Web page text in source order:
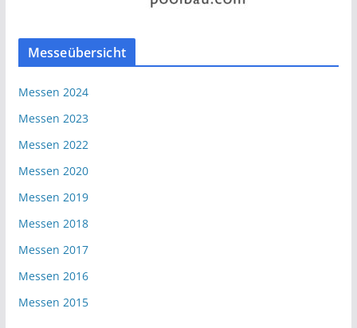
Messeübersicht
Messen 2024
Messen 2023
Messen 2022
Messen 2020
Messen 2019
Messen 2018
Messen 2017
Messen 2016
Messen 2015